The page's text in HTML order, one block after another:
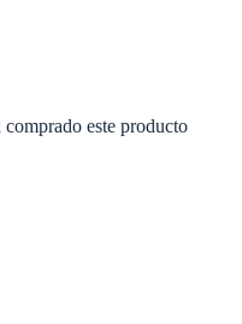
este producto